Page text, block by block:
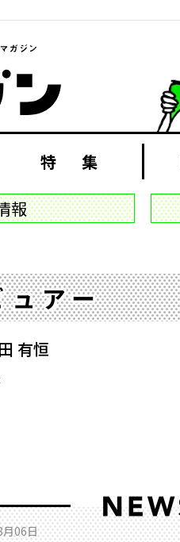
特 集
報
ュアー
有恒
06日